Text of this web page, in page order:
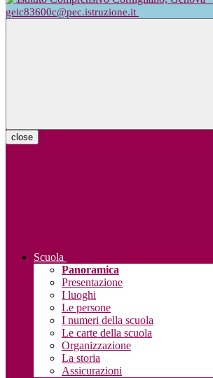
geic83600c@pec.istruzione.it
close
Scuola
Panoramica
Presentazione
I luoghi
Le persone
I numeri della scuola
Le carte della scuola
Organizzazione
La storia
Assicurazioni